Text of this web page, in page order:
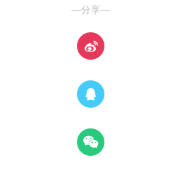
—分享—